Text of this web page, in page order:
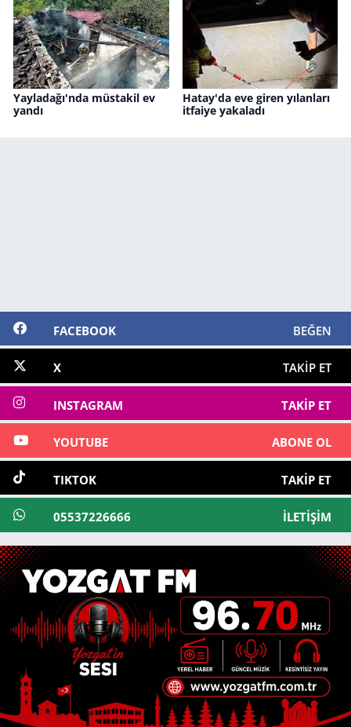
Yayladağı'nda müstakil ev
yandı
Hatay'da eve giren yılanları
itfaiye yakaladı
FACEBOOK BEĞEN
X TAKIP ET
INSTAGRAM TAKIP ET
YOUTUBE ABONE OL
TIKTOK TAKIP ET
05537226666 İLETIŞIM